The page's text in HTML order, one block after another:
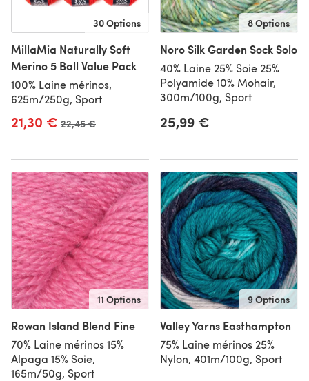
30 Options
MillaMia Naturally Soft
Merino 5 Ball Value Pack
100% Laine mérinos,
625m/250g, Sport
21,30 € Ancien prix
22,45 €
8 Options
Noro Silk Garden Sock Solo
40% Laine 25% Soie 25%
Polyamide 10% Mohair,
300m/100g, Sport
25,99 €
11 Options
Rowan Island Blend Fine
70% Laine mérinos 15%
Alpaga 15% Soie,
165m/50g, Sport
9 Options
Valley Yarns Easthampton
75% Laine mérinos 25%
Nylon, 401m/100g, Sport